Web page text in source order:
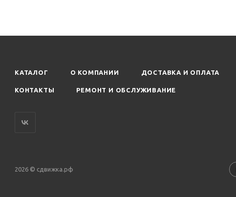
КАТАЛОГ О КОМПАНИИ ДОСТАВКА И ОПЛАТА
КОНТАКТЫ РЕМОНТ И ОБСЛУЖИВАНИЕ
2026 © сдвижка.рф